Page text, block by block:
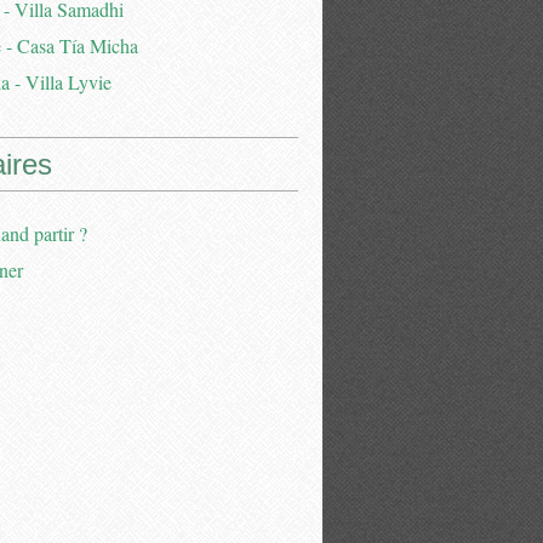
Villa Samadhi
Casa Tía Micha
- Villa Lyvie
partir ?